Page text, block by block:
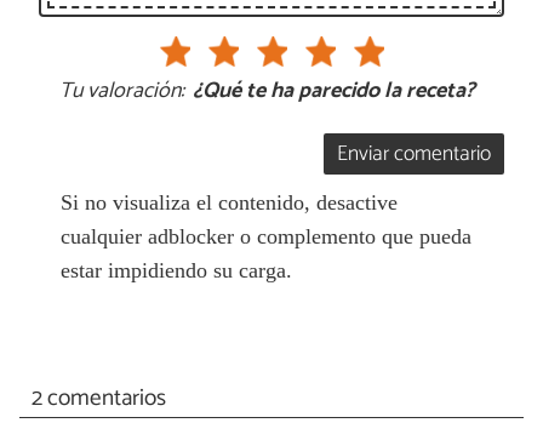
Tu valoración: ¿Qué te ha parecido la receta?
Enviar comentario
Si no visualiza el contenido, desactive
cualquier adblocker o complemento que pueda
estar impidiendo su carga.
2 comentarios